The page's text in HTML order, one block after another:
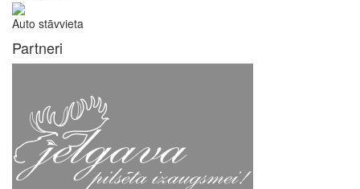
Auto stāvvieta
Partneri